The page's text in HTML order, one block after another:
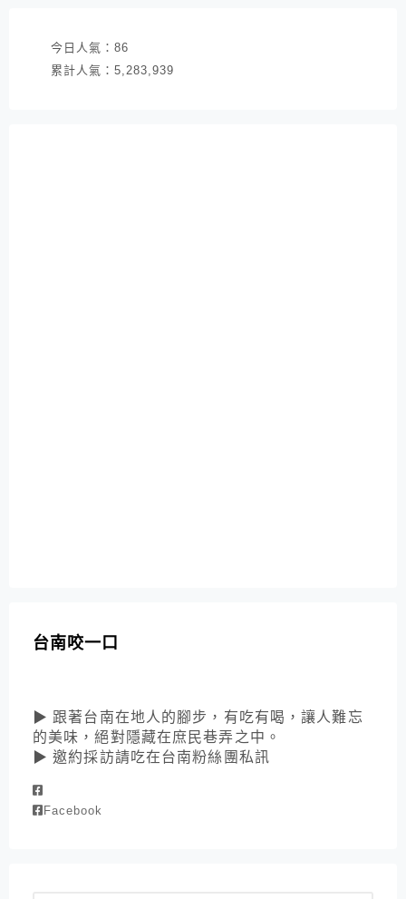
今日人氣： 86
累計人氣： 5,283,939
台南咬一口
▶ 跟著台南在地人的腳步，有吃有喝，讓人難忘
的美味，絕對隱藏在庶民巷弄之中。
▶ 邀約採訪請吃在台南粉絲團私訊
Facebook